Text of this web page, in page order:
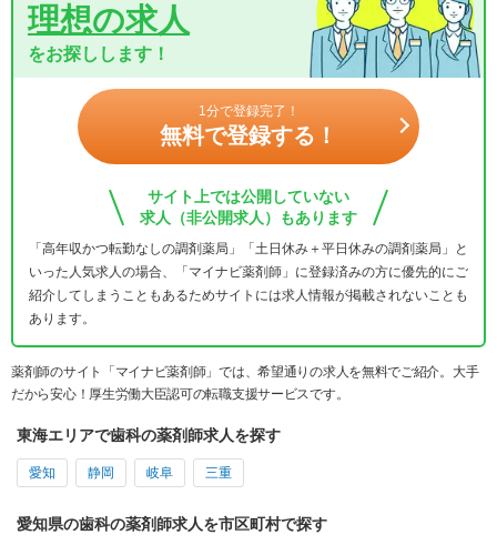
理想の求人
をお探しします！
1分で登録完了！
無料で登録する！
サイト上では公開していない
求人（非公開求人）もあります
「高年収かつ転勤なしの調剤薬局」「土日休み＋平日休みの調剤薬局」と
いった人気求人の場合、「マイナビ薬剤師」に登録済みの方に優先的にご
紹介してしまうこともあるためサイトには求人情報が掲載されないことも
あります。
薬剤師のサイト「マイナビ薬剤師」では、希望通りの求人を無料でご紹介。大手
だから安心！厚生労働大臣認可の転職支援サービスです。
東海エリアで歯科の薬剤師求人を探す
愛知 静岡 岐阜 三重
愛知県の歯科の薬剤師求人を市区町村で探す